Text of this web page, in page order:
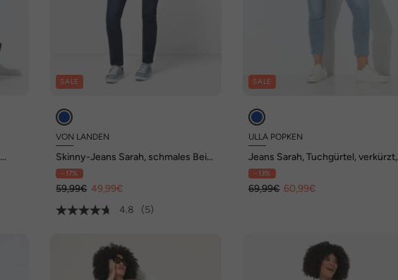
SALE
VON LANDEN
Skinny-Jeans Sarah, schmales Bein,
Stretch
- 17%
59,99€ 49,99€
4.8
(5)
SALE
ULLA POPKEN
Jeans Sarah, Tuchgürtel, verkürzt,
schmales Bein
- 13%
69,99€ 60,99€